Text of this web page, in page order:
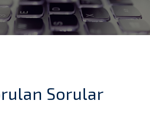
Sorular